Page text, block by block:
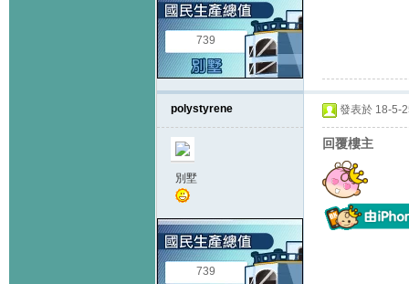
739
polystyrene
別墅
739
發表於 18-5-
回覆樓主